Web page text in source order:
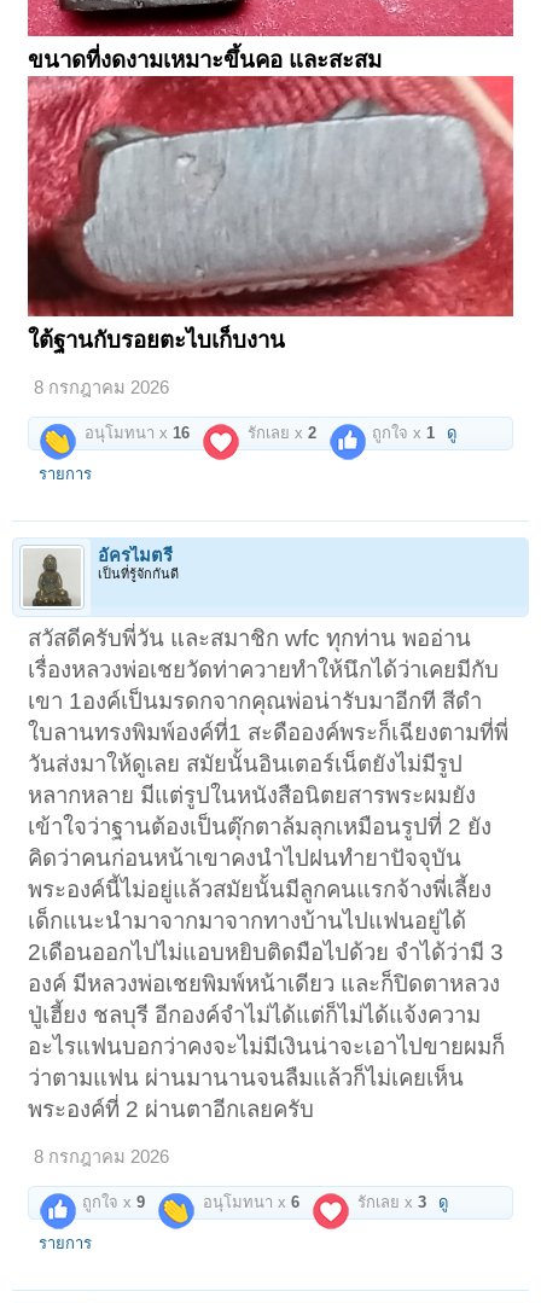
ขนาดที่งดงามเหมาะขึ้นคอ และสะสม
ใต้ฐานกับรอยตะไบเก็บงาน
8 กรกฎาคม 2026
อนุโมทนา x 16 รักเลย x2 ถูกใจ x 1 ดู
รายการ
อัครไมตรี
เป็นที่รู้จักกันดี
สวัสดีครับพี่วัน และสมาชิก wfc ทุกท่าน พออ่าน
เรื่องหลวงพ่อเชยวัดท่าควายทำให้นึกได้ว่าเคยมีกับ
เขา 1องค์เป็นมรดกจากคุณพ่อน่ารับมาอีกที สีดำ
ใบลานทรงพิมพ์องค์ที่1 สะดือองค์พระก็เฉียงตามที่พี่
วันส่งมาให้ดูเลย สมัยนั้นอินเตอร์เน็ตยังไม่มีรูป
หลากหลาย มีแต่รูปในหนังสือนิตยสารพระผมยัง
เข้าใจว่าฐานต้องเป็นตุ๊กตาล้มลุกเหมือนรูปที่ 2 ยัง
คิดว่าคนก่อนหน้าเขาคงนำไปฝนทำยาปัจจุบัน
พระองค์นี้ไม่อยู่แล้วสมัยนั้นมีลูกคนแรกจ้างพี่เลี้ยง
เด็กแนะนำมาจากมาจากทางบ้านไปแฟนอยู่ได้
2เดือนออกไปไม่แอบหยิบติดมือไปด้วย จำได้ว่ามี 3
องค์ มีหลวงพ่อเชยพิมพ์หน้าเดียว และก็ปิดตาหลวง
ปู่เฮี้ยง ชลบุรี อีกองค์จำไม่ได้แต่ก็ไม่ได้แจ้งความ
อะไรแฟนบอกว่าคงจะไม่มีเงินน่าจะเอาไปขายผมก็
ว่าตามแฟน ผ่านมานานจนลืมแล้วก็ไม่เคยเห็น
พระองค์ที่ 2 ผ่านตาอีกเลยครับ
8 กรกฎาคม 2026
ถูกใจ x9 อนุโมทนา x6 รักเลย x3 ดู
รายการ